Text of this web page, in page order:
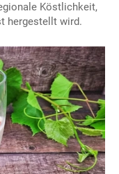
Köstlichkeit,
hergestellt wird.